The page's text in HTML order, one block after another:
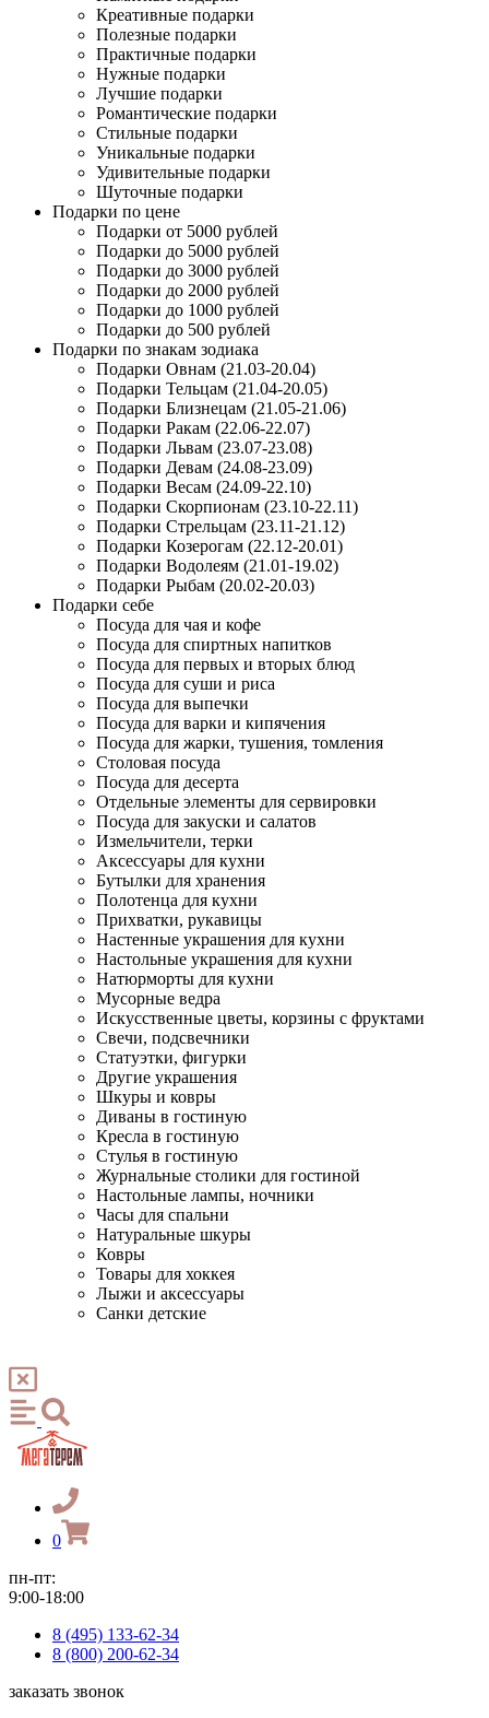
Креативные подарки
Полезные подарки
Практичные подарки
Нужные подарки
Лучшие подарки
Романтические подарки
Стильные подарки
Уникальные подарки
Удивительные подарки
Шуточные подарки
Подарки по цене
Подарки от 5000 рублей
Подарки до 5000 рублей
Подарки до 3000 рублей
Подарки до 2000 рублей
Подарки до 1000 рублей
Подарки до 500 рублей
Подарки по знакам зодиака
Подарки Овнам (21.03-20.04)
Подарки Тельцам (21.04-20.05)
Подарки Близнецам (21.05-21.06)
Подарки Ракам (22.06-22.07)
Подарки Львам (23.07-23.08)
Подарки Девам (24.08-23.09)
Подарки Весам (24.09-22.10)
Подарки Скорпионам (23.10-22.11)
Подарки Стрельцам (23.11-21.12)
Подарки Козерогам (22.12-20.01)
Подарки Водолеям (21.01-19.02)
Подарки Рыбам (20.02-20.03)
Подарки себе
Посуда для чая и кофе
Посуда для спиртных напитков
Посуда для первых и вторых блюд
Посуда для суши и риса
Посуда для выпечки
Посуда для варки и кипячения
Посуда для жарки, тушения, томления
Столовая посуда
Посуда для десерта
Отдельные элементы для сервировки
Посуда для закуски и салатов
Измельчители, терки
Аксессуары для кухни
Бутылки для хранения
Полотенца для кухни
Прихватки, рукавицы
Настенные украшения для кухни
Настольные украшения для кухни
Натюрморты для кухни
Мусорные ведра
Искусственные цветы, корзины с фруктами
Свечи, подсвечники
Статуэтки, фигурки
Другие украшения
Шкуры и ковры
Диваны в гостиную
Кресла в гостиную
Стулья в гостиную
Журнальные столики для гостиной
Настольные лампы, ночники
Часы для спальни
Натуральные шкуры
Ковры
Товары для хоккея
Лыжи и аксессуары
Санки детские
0
пн-пт:
9:00-18:00
8 (495) 133-62-34
8 (800) 200-62-34
заказать звонок